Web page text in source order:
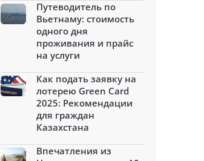
Путеводитель по
Вьетнаму: стоимость
одного дня
проживания и прайс
на услуги
Как подать заявку на
лотерею Green Card
2025: Рекомендации
для граждан
Казахстана
Впечатления из